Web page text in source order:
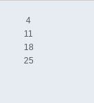
4
11
18
25